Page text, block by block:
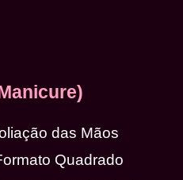
das Mãos
Quadrado